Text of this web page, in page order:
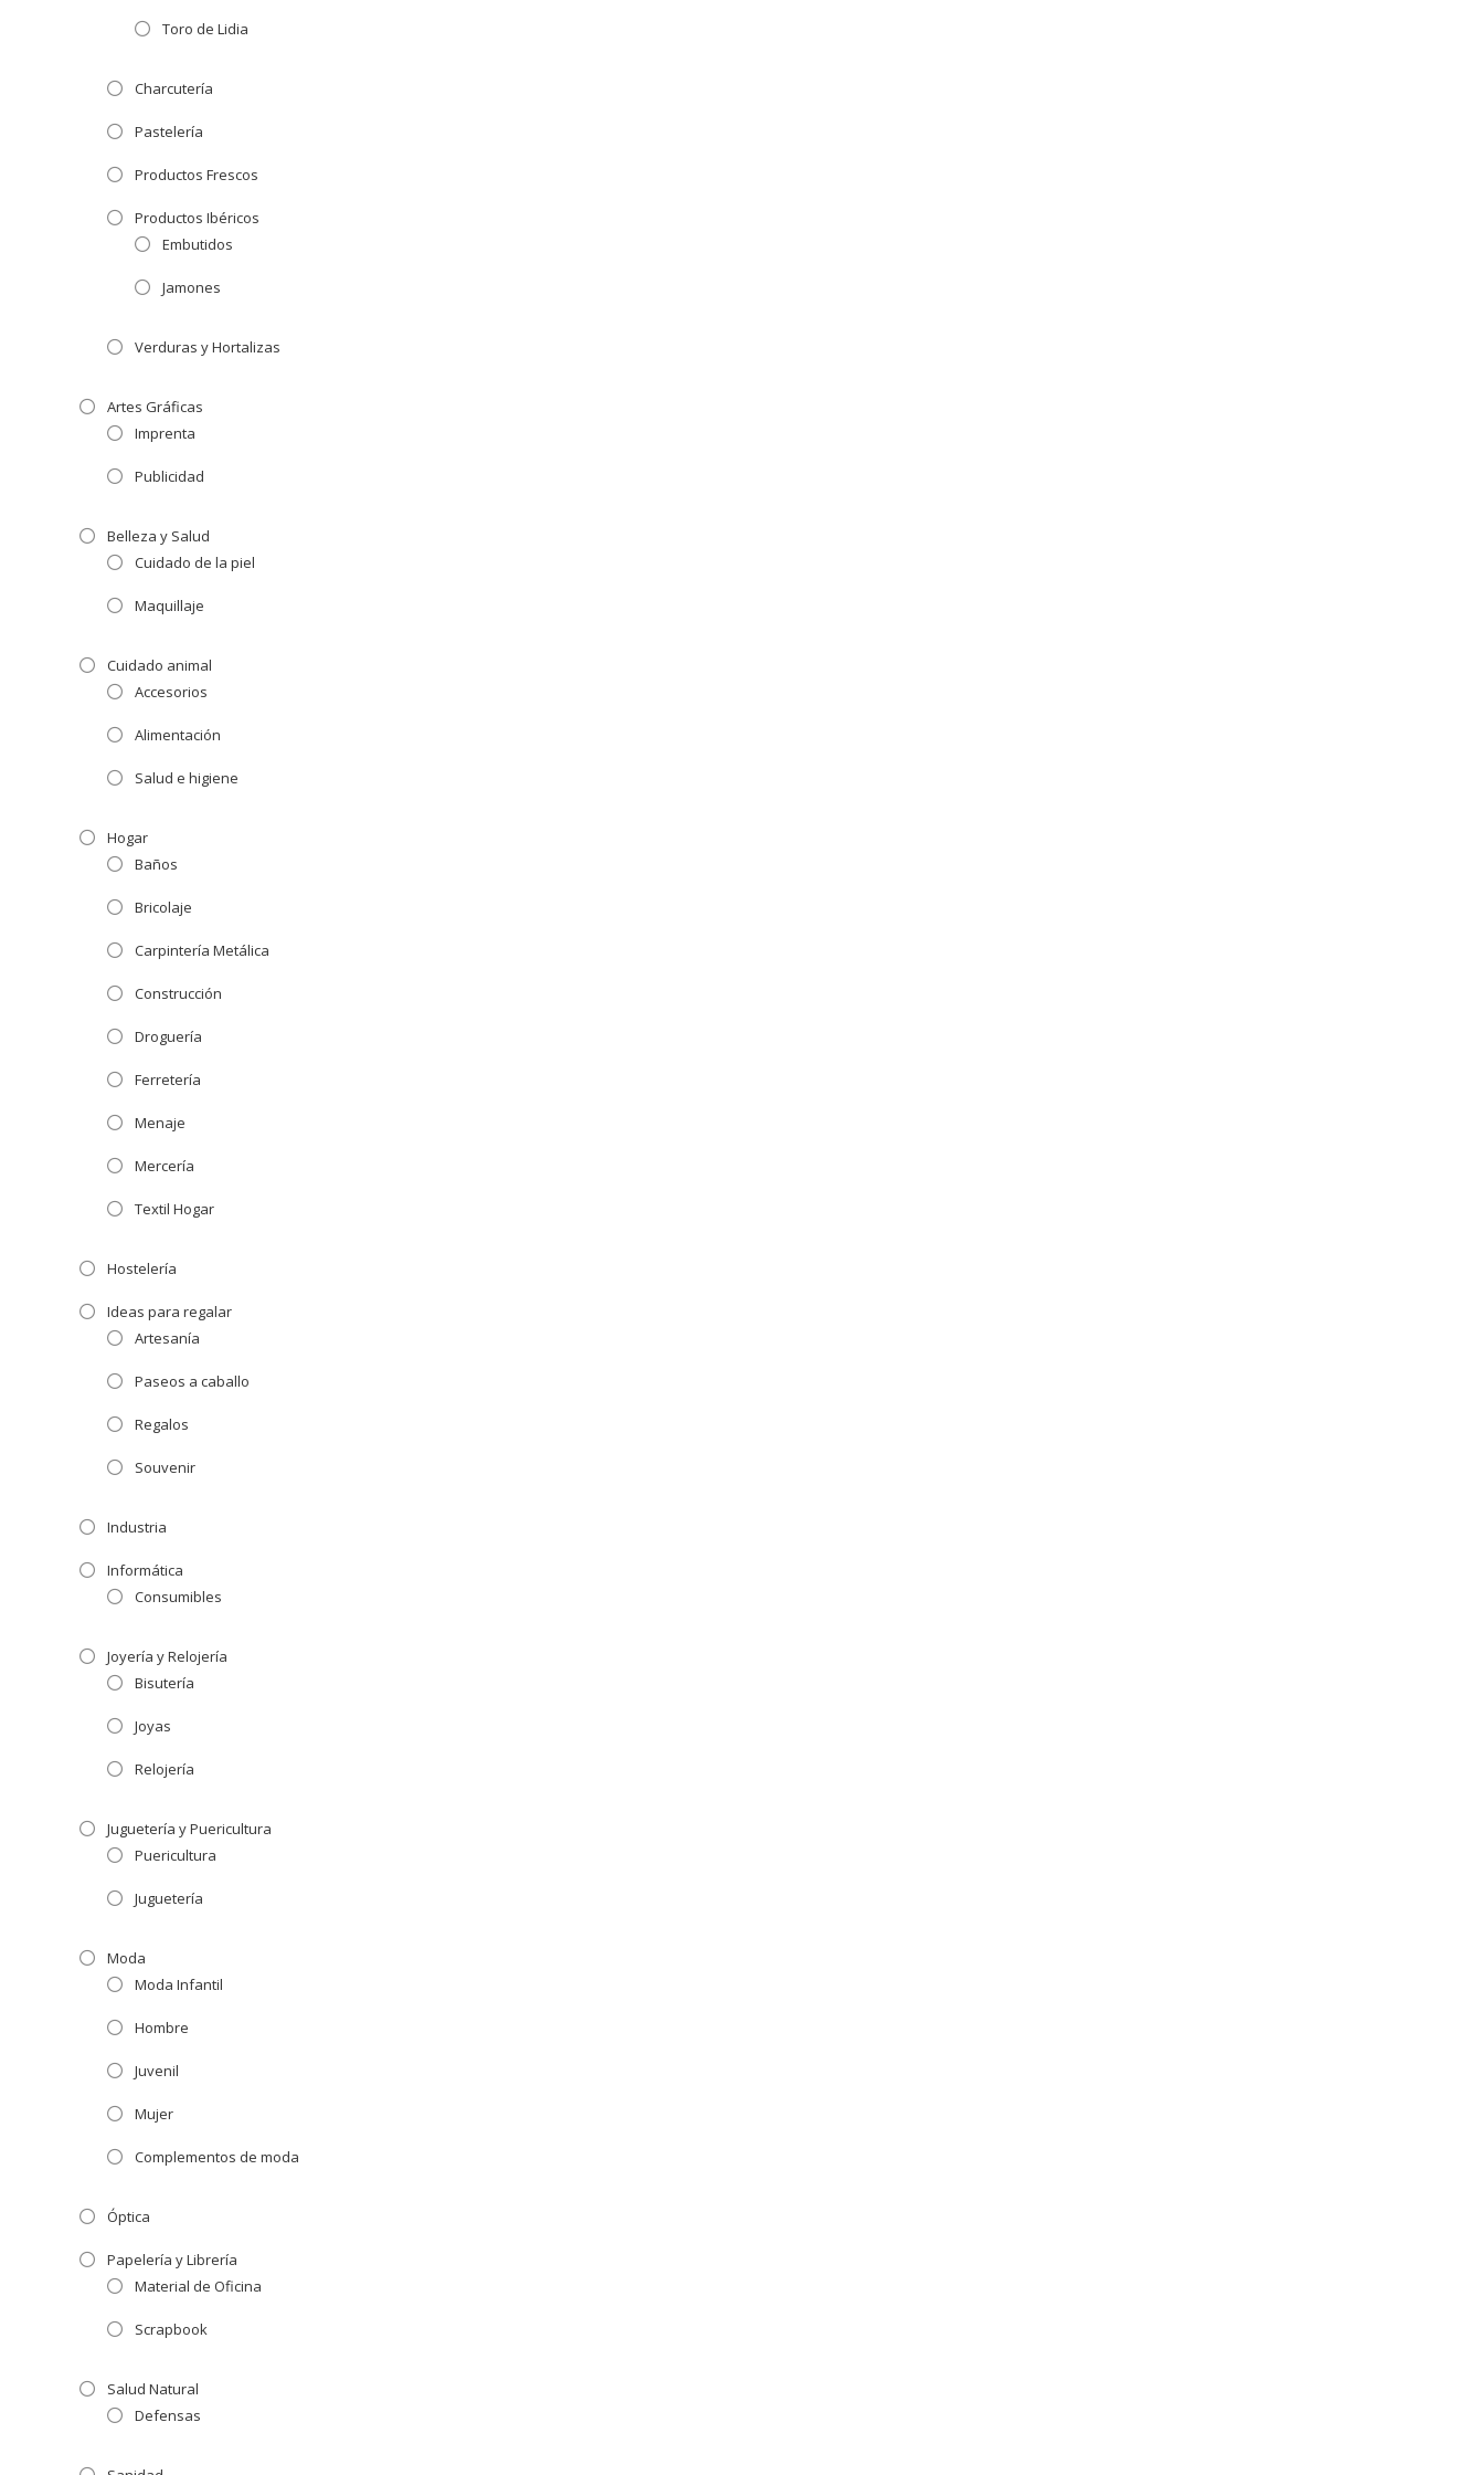
Toro de Lidia
Charcutería
Pastelería
Productos Frescos
Productos Ibéricos
Embutidos
Jamones
Verduras y Hortalizas
Artes Gráficas
Imprenta
Publicidad
Belleza y Salud
Cuidado de la piel
Maquillaje
Cuidado animal
Accesorios
Alimentación
Salud e higiene
Hogar
Baños
Bricolaje
Carpintería Metálica
Construcción
Droguería
Ferretería
Menaje
Mercería
Textil Hogar
Hostelería
Ideas para regalar
Artesanía
Paseos a caballo
Regalos
Souvenir
Industria
Informática
Consumibles
Joyería y Relojería
Bisutería
Joyas
Relojería
Juguetería y Puericultura
Puericultura
Juguetería
Moda
Moda Infantil
Hombre
Juvenil
Mujer
Complementos de moda
Óptica
Papelería y Librería
Material de Oficina
Scrapbook
Salud Natural
Defensas